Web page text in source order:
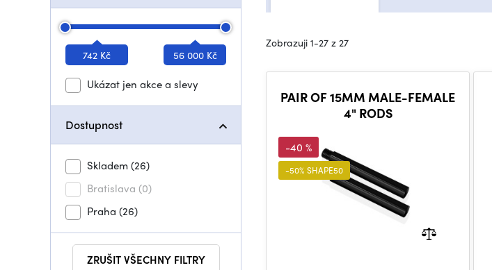
742 Kč 56 000 Kč
Ukázat jen akce a slevy
Dostupnost
Skladem(26)
Bratislava (0)
Praha (26)
ZRUŠIT VŠECHNY FILTRY
Zobrazuji 1-27 z 27
PAIR OF 15MM MALE-FEMALE
4" RODS
-40 %
-50% SHAPE50